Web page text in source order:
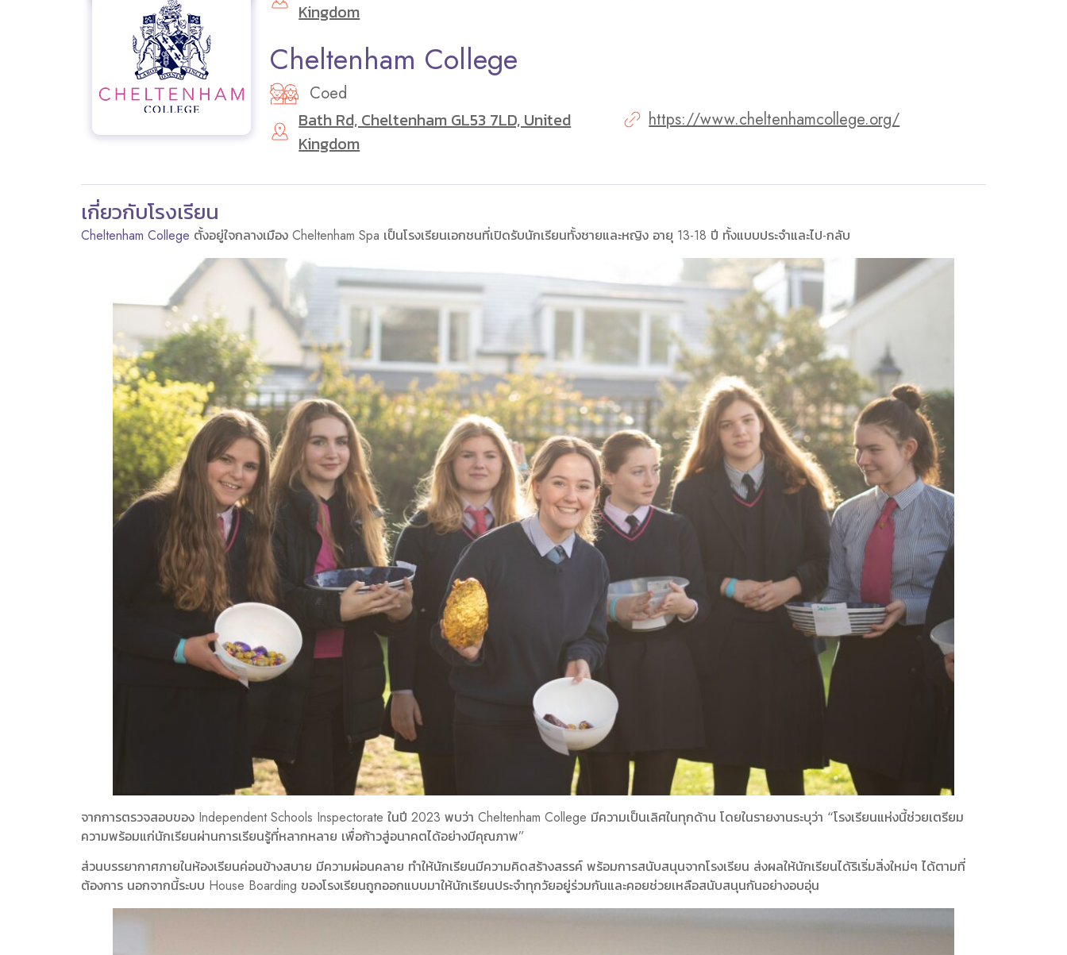
Kingdom
Cheltenham College
Coed
Bath Rd, Cheltenham GL53 7LD, United
Kingdom
https://www.cheltenhamcollege.org/
เกี่ยวกับโรงเรียน
Cheltenham College ตั้งอยู่ใจกลางเมือง Cheltenham Spa เป็นโรงเรียนเอกชนที่เปิดรับนักเรียนทั้งชายและหญิง อายุ 13-18 ปี ทั้งแบบประจำและไป-กลับ
จากการตรวจสอบของ Independent Schools Inspectorate ในปี 2023 พบว่า Cheltenham College มีความเป็นเลิศในทุกด้าน โดยในรายงานระบุว่า “โรงเรียนแห่งนี้ช่วยเตรียม
ความพร้อมแก่นักเรียนผ่านการเรียนรู้ที่หลากหลาย เพื่อก้าวสู่อนาคตได้อย่างมีคุณภาพ”
ส่วนบรรยากาศภายในห้องเรียนค่อนข้างสบาย มีความผ่อนคลาย ทำให้นักเรียนมีความคิดสร้างสรรค์ พร้อมการสนับสนุนจากโรงเรียน ส่งผลให้นักเรียนได้ริเริ่มสิ่งใหม่ๆ ได้ตามที่
ต้องการ นอกจากนี้ระบบ House Boarding ของโรงเรียนถูกออกแบบมาให้นักเรียนประจำทุกวัยอยู่ร่วมกันและคอยช่วยเหลือสนับสนุนกันอย่างอบอุ่น